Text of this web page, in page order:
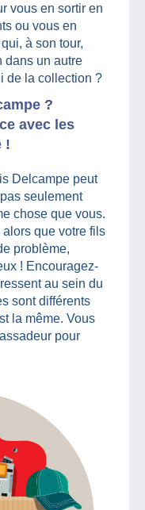
vous en sortir en
ou vous en
à son tour,
dans un autre
de la collection ?
?
avec les
!
Delcampe peut
seulement
chose que vous.
que votre fils
problème,
! Encouragez-
au sein du
sont différents
la même. Vous
pour